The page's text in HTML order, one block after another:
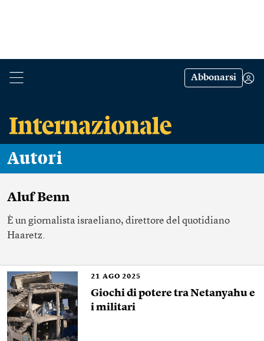
Abbonarsi
Autori
Aluf Benn
È un giornalista israeliano, direttore del quotidiano
Haaretz.
21 AGO 2025
Giochi di potere tra Netanyahu e
i militari